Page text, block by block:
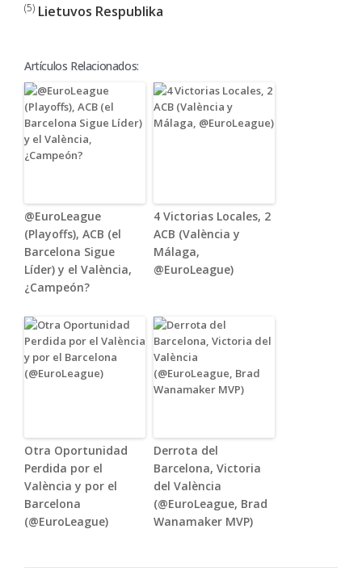
(5) Lietuvos Respublika
Artículos Relacionados:
@EuroLeague
(Playoffs), ACB (el
Barcelona Sigue
Líder) y el València,
¿Campeón?
4 Victorias Locales, 2
ACB (València y
Málaga,
@EuroLeague)
Otra Oportunidad
Perdida por el
València y por el
Barcelona
(@EuroLeague)
Derrota del
Barcelona, Victoria
del València
(@EuroLeague, Brad
Wanamaker MVP)